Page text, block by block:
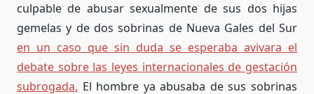
culpable de abusar sexualmente de sus dos hijas
gemelas y de dos sobrinas de Nueva Gales del Sur
en un caso que sin duda se esperaba avivara el
debate sobre las leyes internacionales de gestación
subrogada. El hombre ya abusaba de sus sobrinas